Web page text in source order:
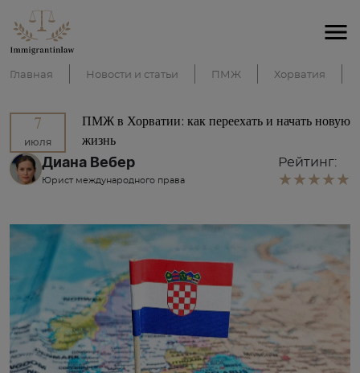
Главная Новости и статьи ПМЖ Хорватия
7
июля
ПМЖ в Хорватии: как переехать и начать новую
жизнь
Диана Вебер
Юрист международного права
Рейтинг: